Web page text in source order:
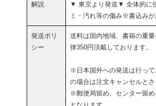
解説
▼ 東京より発送▼ 全体的に
ミ・汚れ等の傷み※書込みが
発送ポリ
シー
送料は国内地域、書籍の重
律350円頂戴しております。
※日本国外への発送は行っ
の場合は注文キャンセルと
※郵便局留め、センター留